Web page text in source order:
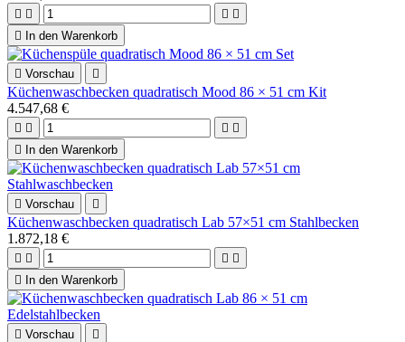
   

In den Warenkorb
 Vorschau 
Küchenwaschbecken quadratisch Mood 86 × 51 cm Kit
4.547,68 €
   

In den Warenkorb
 Vorschau 
Küchenwaschbecken quadratisch Lab 57×51 cm Stahlbecken
1.872,18 €
   

In den Warenkorb
 Vorschau 